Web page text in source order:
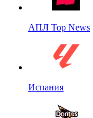
АПЛ Top News
Испания